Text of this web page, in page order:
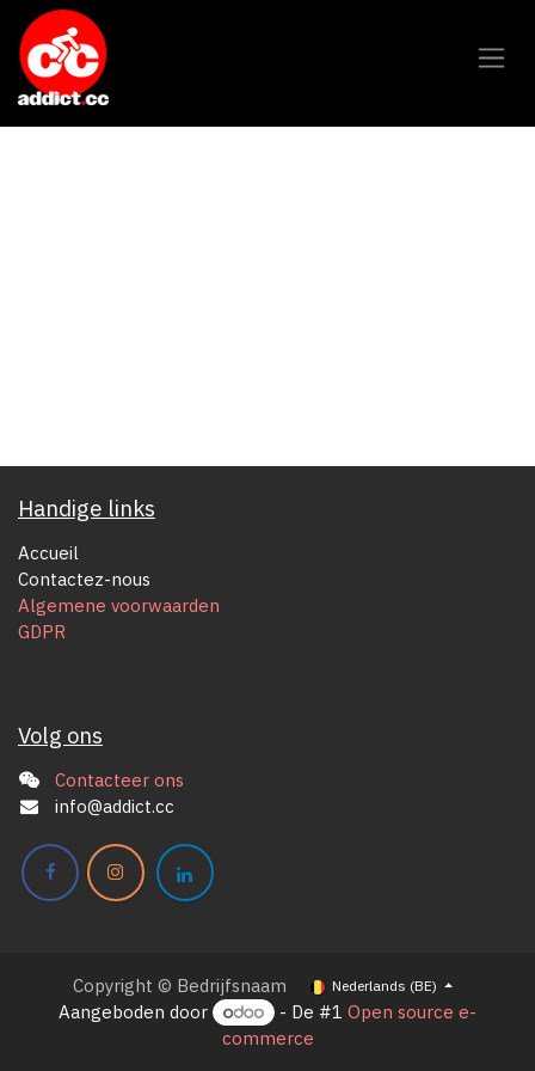
Overslaan naar inhoud
Handige links
Accueil
Contactez-nous
Algemene voorwaarden
GDPR
Volg ons
Contacteer ons
info@addict.cc
Copyright © Bedrijfsnaam Nederlands (BE)
Aangeboden door - De #1 Open source e-
commerce